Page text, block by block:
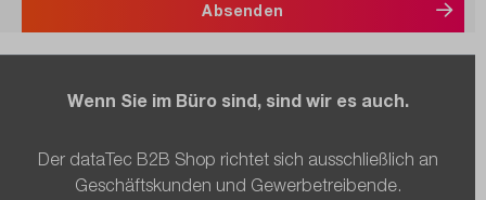
Absenden
Wenn Sie im Büro sind, sind wir es auch.
Der dataTec B2B Shop richtet sich ausschließlich an
Geschäftskunden und Gewerbetreibende.